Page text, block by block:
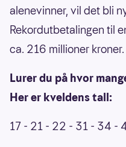
alenevinner, vil det bli
Rekordutbetalingen til
ca. 216 millioner kroner.
Lurer du på hvor
Her er kveldens tall:
17 - 21 - 22 - 31 - 34 -